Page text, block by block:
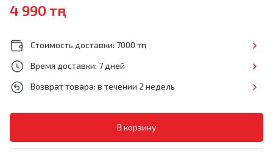
4 990 тңг
Стоимость доставки: 7000 тңг
Время доставки: 7 дней
Возврат товара: в течении 2 недель